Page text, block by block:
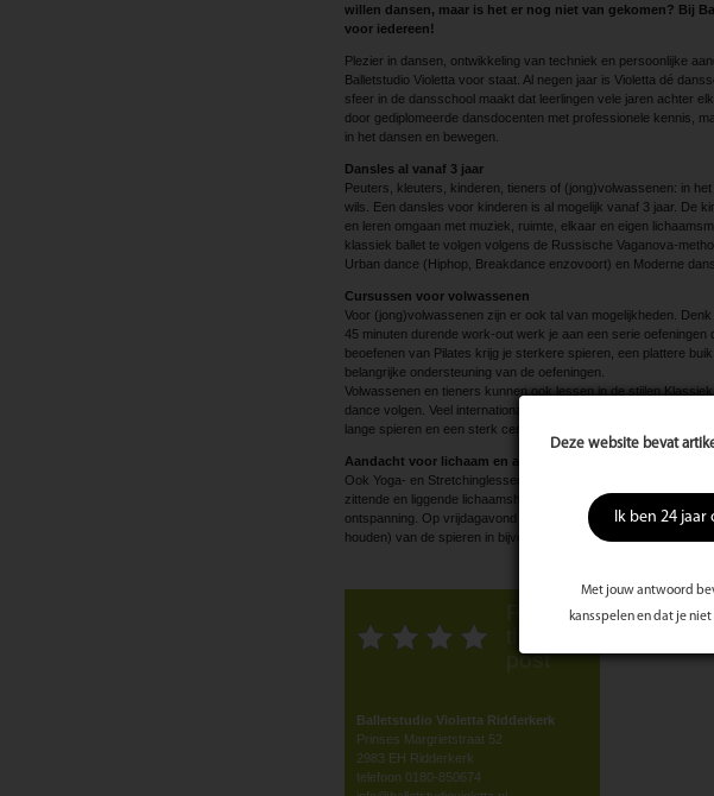
Deze website bevat
Ik ben 24 jaar
Met jouw antwoord
kansspelen en dat je
willen dansen, maar is het er nog niet van gekomen? Bij
voor iedereen!
Plezier in dansen, ontwikkeling van techniek en persoonlijke
Balletstudio Violetta voor staat. Al negen jaar is Violetta dé
sfeer in de dansschool maakt dat leerlingen vele jaren achter
door gediplomeerde dansdocenten met professionele kennis,
in het dansen en bewegen.
Dansles al vanaf 3 jaar
Peuters, kleuters, kinderen, tieners of (jong)volwassenen: in
wils. Een dansles voor kinderen is al mogelijk vanaf 3 jaar. De
en leren omgaan met muziek, ruimte, elkaar en eigen
klassiek ballet te volgen volgens de Russische Vaganova-
Urban dance (Hiphop, Breakdance enzovoort) en Moderne dans.
Cursussen voor volwassenen
Voor (jong)volwassenen zijn er ook tal van mogelijkheden.
45 minuten durende work-out werk je aan een serie
beoefenen van Pilates krijg je sterkere spieren, een plattere
belangrijke ondersteuning van de oefeningen.
Volwassenen en tieners kunnen ook lessen in de stijlen
dance volgen. Veel internationale modellen en actrices zijn
lange spieren en een sterk center te creëren.
Aandacht voor lichaam en ademhaling
Ook Yoga- en Stretchinglessen behoren tot de mogelijkheden
zittende en liggende lichaamshoudingen aangenomen. De les
ontspanning. Op vrijdagavond wordt bij de Stretchingles
houden) van de spieren in bijvoorbeeld, nek, schouders, rug
post
Balletstudio Violetta Ridderkerk
Prinses Margrietstraat 52
2983 EH Ridderkerk
telefoon 0180-850674